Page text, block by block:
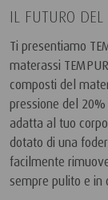
IL FUTURO
Ti presentiamo
materassi TEMPUR
composti del
pressione del
adatta al tuo
dotato di una
facilmente
sempre pulito e in